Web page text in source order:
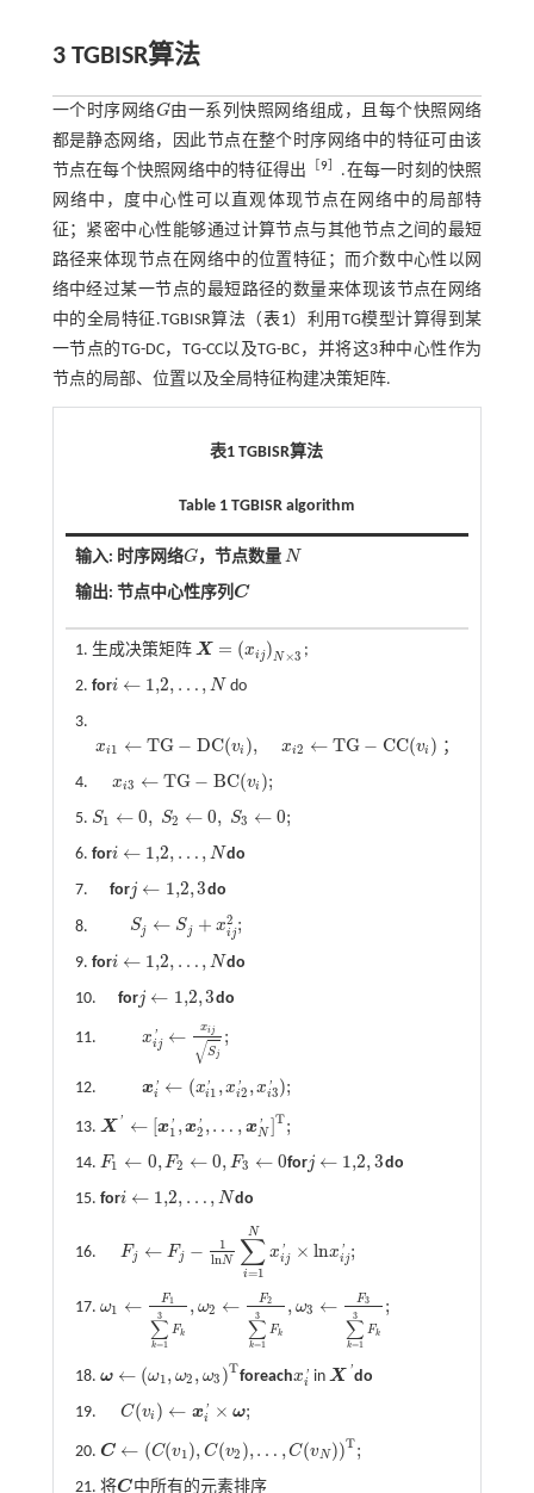
3 TGBISR算法
一个时序网络G
G 由一系列快照网络组成，且每个快照网络
都是静态网络，因此节点在整个时序网络中的特征可由该
节点在每个快照网络中的特征得出
9］ .在每一时刻的快照
网络中，度中心性可以直观体现节点在网络中的局部特
征；紧密中心性能够通过计算节点与其他节点之间的最短
路径来体现节点在网络中的位置特征；而介数中心性以网
络中经过某一节点的最短路径的数量来体现该节点在网络
中的全局特征.TGBISR算法（表1）利用TG模型计算得到某
一节点的TG-DC，TG-CC以及TG-BC，并将这3种中心性作为
节点的局部、位置以及全局特征构建决策矩阵.
表1 TGBISR算法
Table 1 TGBISR algorithm
输入: 时序网络G
G ，节点数量N
N
输出: 节点中心性序列 C
C
1. 生成决策矩阵 X = (xi j ) N ×3
X= xij) N×3
;
2. fori ← 1,2, … , N
i←1,2,…,N
do
3.
xi 1 ← TG − DC(vi ), xi2 ← TG − CC(vi ) ；
xi1←TG -D C( vi), xi2← TG C(vi) ；
4.
xi3 ← TG − BC(vi );
xi3←TG -BC(vi);
5. S1 ← 0, S2 ← 0, S3 ← 0;
S1←0, S2 ←0 S3←0
6. fori ← 1,2, … , N
i←1,2,…,N
do
7.
forj ← 1,2,3
j←1,2,3 do
8. Sj ← Sj + x2
i j ;
j← Sj+x ij2;
9. fori ← 1,2, … , N
i←1,2,…,N
do
10.
forj ← 1,2,3
j←1,2,3 do
11. x '
i j ← xij
Sj
√
;
ij'← xijS ;
12. x'
i ← (x'
i 1 ,x'
i2 ,x'
i3);
i'← (xi1 ',xi2' ,xi3') ;
13. X ' ← [x'1 ,x'2 ,… , x'
N ]T;
X'← [x1' x2' ,…,x N' ]T ;
14. F1 ← 0,F2 ← 0, F3 ← 0
F1←0, F2←0 F3←0 forj ← 1,2,3
j←1,2,3
do
15. fori ← 1,2, … , N
i←1,2,…,N do
16. Fj ← Fj −
1
lnN ∑
i=1
N
x'
i j × lnx'
i j ;
Fj← Fj-1 lnN ∑i=1Nx '× xij';
17. ω1 ← F1
∑
k=1
3
Fk
, ω2 ← F2
∑
k=1
3
Fk
, ω3 ← F3
∑
k=1
3
Fk
;
ω1 ←F 1∑k=13Fk,ω2←F2∑k= 13Fk ,ω3 ←F3∑ k
18. ω ← (ω1, ω2 , ω3 )T
ω←(ω1,ω2,ω 3 )T foreachx '
i
xi' inX '
X'
do
19.
C(vi ) ← x'
i × ω;
C(vi)←x i'×ω;
20. C ← (C(v1), C(v2 ),… ,C(vN ))T;
C←(C( v1),C(v2),…,C(v N) ) T
21. 将C中所有的元素排序